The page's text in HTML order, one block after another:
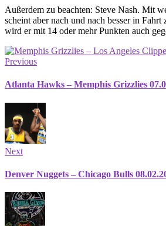
Außerdem zu beachten: Steve Nash. Mit
scheint aber nach und nach besser in
wird er mit 14 oder mehr Punkten auch
Previous
Atlanta Hawks – Memphis Grizzlies
Next
Denver Nuggets – Chicago Bulls